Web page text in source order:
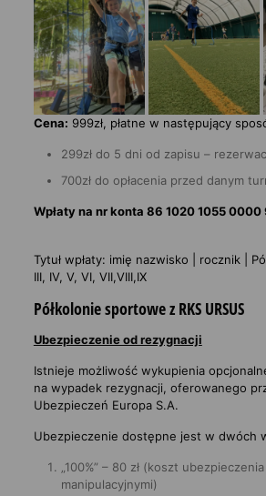
Cena: 999zł, płatne w następujący
299zł do 5 dni od zapisu –
700zł do opłacenia przed danym
Wpłaty na nr konta 86 1020 1055
Tytuł wpłaty: imię nazwisko | rocznik |
III, IV, V, VI, VII,VIII,IX
Półkolonie sportowe z RKS URSUS
Ubezpieczenie od rezygnacji
Istnieje możliwość wykupienia
na wypadek rezygnacji, oferowanego
Ubezpieczeń Europa S.A.
Ubezpieczenie dostępne jest w dwóch
„100%” – 80 zł (koszt
manipulacyjnymi)